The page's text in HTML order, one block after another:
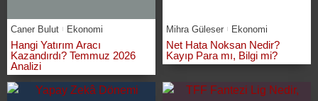
Caner Bulut Ekonomi
Hangi Yatırım Aracı
Kazandırdı? Temmuz 2026
Analizi
Mihra Güleser Ekonomi
Net Hata Noksan Nedir?
Kayıp Para mı, Bilgi mi?